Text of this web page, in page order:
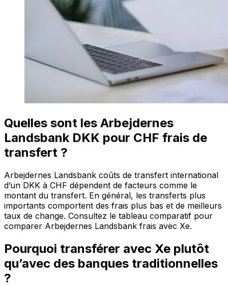
Quelles sont les Arbejdernes
Landsbank DKK pour CHF frais de
transfert ?
Arbejdernes Landsbank coûts de transfert international
d’un DKK à CHF dépendent de facteurs comme le
montant du transfert. En général, les transferts plus
importants comportent des frais plus bas et de meilleurs
taux de change. Consultez le tableau comparatif pour
comparer Arbejdernes Landsbank frais avec Xe.
Pourquoi transférer avec Xe plutôt
qu’avec des banques traditionnelles
?